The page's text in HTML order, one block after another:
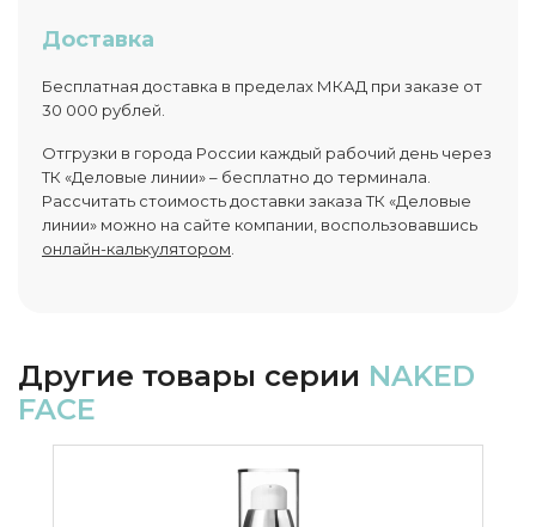
Доставка
Бесплатная доставка в пределах МКАД при заказе от
30 000 рублей.
Отгрузки в города России каждый рабочий день через
ТК «Деловые линии» – бесплатно до терминала.
Рассчитать стоимость доставки заказа ТК «Деловые
линии» можно на сайте компании, воспользовавшись
онлайн-калькулятором
Другие товары серии NAKED
FACE